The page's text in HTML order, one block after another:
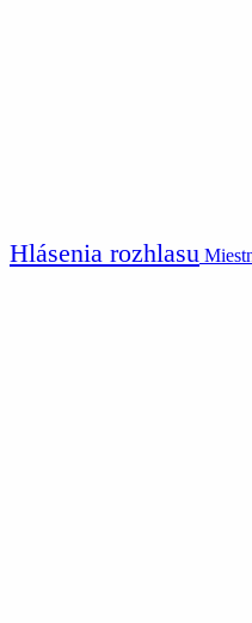
Hlásenia rozhlasu